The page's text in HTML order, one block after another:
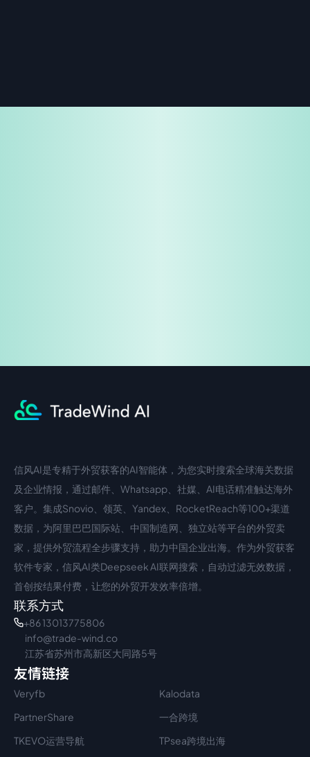
中文入口
信风AI是专精于外贸获客的AI智能体，为您实时搜索全球海关数据
及企业情报，通过邮件、Whatsapp、社媒、AI电话精准触达海外
客户。集成Snovio、领英、Yandex、RocketReach等100+渠道
数据，为阿里巴巴国际站、中国制造网、独立站等平台的外贸卖
家，提供外贸流程全步骤支持，助力中国企业出海。作为外贸获客
软件专家，信风AI类Deepseek AI联网搜索，自动过滤无效数据，
首创按结果付费，让您的外贸开发效率倍增。
联系方式
+86 13013775806
info@trade-wind.co
江苏省苏州市高新区大同路5号
友情链接
Veryfb
Kalodata
PartnerShare
一合跨境
TKEVO运营导航
TPsea跨境出海